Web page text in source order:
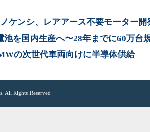
ケンシ、レアアース不要モーター開
池を国内生産へ〜28年までに60万台
の次世代車両向けに半導体供給
. All Rights Reserved